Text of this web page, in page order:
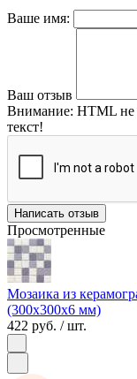
Ваше имя:
Ваш отзыв
Внимание: HTML не
текст!
Написать отзыв
Просмотренные
Мозаика из
(300х300х6 мм)
422 руб. / шт.